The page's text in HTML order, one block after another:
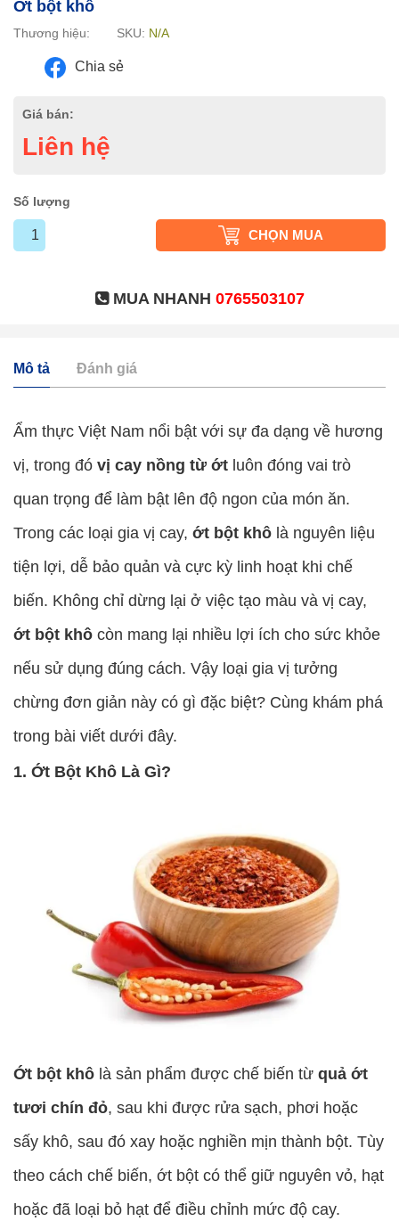
Ớt bột khô
Thương hiệu: SKU: N/A
Chia sẻ
Giá bán:
Liên hệ
Số lượng
CHỌN MUA
MUA NHANH 0765503107
Mô tả Đánh giá
Ẩm thực Việt Nam nổi bật với sự đa dạng về hương
vị, trong đó vị cay nồng từ ớt luôn đóng vai trò
quan trọng để làm bật lên độ ngon của món ăn.
Trong các loại gia vị cay, ớt bột khô là nguyên liệu
tiện lợi, dễ bảo quản và cực kỳ linh hoạt khi chế
biến. Không chỉ dừng lại ở việc tạo màu và vị cay,
ớt bột khô còn mang lại nhiều lợi ích cho sức khỏe
nếu sử dụng đúng cách. Vậy loại gia vị tưởng
chừng đơn giản này có gì đặc biệt? Cùng khám phá
trong bài viết dưới đây.
1. Ớt Bột Khô Là Gì?
Ớt bột khô là sản phẩm được chế biến từ quả ớt
tươi chín đỏ, sau khi được rửa sạch, phơi hoặc
sấy khô, sau đó xay hoặc nghiền mịn thành bột. Tùy
theo cách chế biến, ớt bột có thể giữ nguyên vỏ, hạt
hoặc đã loại bỏ hạt để điều chỉnh mức độ cay.